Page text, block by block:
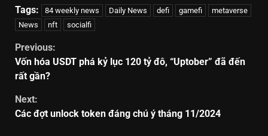
Tags: 84 weekly news Daily News defi gamefi
metaverse
News
nft socialfi
Previous:
Vốn hóa USDT phá kỷ lục 120 tỷ đô, “Uptober” đã đến
rất gần?
Next:
Các đợt unlock token đáng chú ý tháng 11/2024